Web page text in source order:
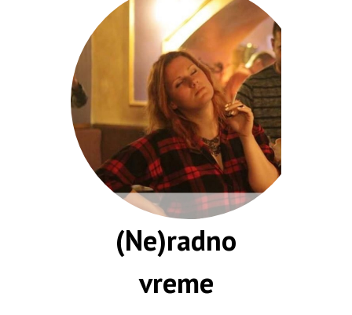
(Ne)radno
vreme